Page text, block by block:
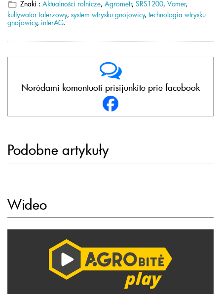
Znaki : Aktualności rolnicze, Agrometr, SRS1200, Vomer,
kultywator talerzowy, system wtrysku gnojowicy, technologia wtrysku
gnojowicy, interAG.
Norėdami komentuoti prisijunkite prie facebook
Podobne artykuły
Wideo